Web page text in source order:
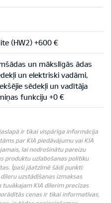
(HW2) +600 €
un mākslīgās ādas
un elektriski vadāmi,
sēdekļi un vadītāja
funkciju +0 €
ir tikai vispārīga informācija
par KIA piedāvājumu vai KIA
lai nodrošinātu pareizu
produktu uzlabošanas politiku
Īpaši jāatzīmē šādi punkti:
uzstādīšanas izmaksas
KIA dīlerim precīzas
cenas ir tikai informatīvas,